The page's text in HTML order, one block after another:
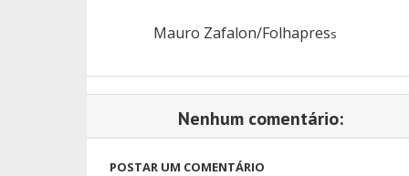
Mauro Zafalon/Folhapress
Nenhum comentário:
POSTAR UM COMENTÁRIO